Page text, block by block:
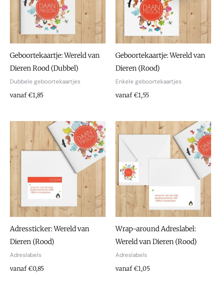
Geboortekaartje: Wereld van
Dieren Rood (Dubbel)
Dubbele geboortekaartjes
vanaf €1,85
Geboortekaartje: Wereld van
Dieren (Rood)
Enkele geboortekaartjes
vanaf €1,55
Adressticker: Wereld van
Dieren (Rood)
Adreslabels
vanaf €0,85
Wrap-around Adreslabel:
Wereld van Dieren (Rood)
Adreslabels
vanaf €1,05